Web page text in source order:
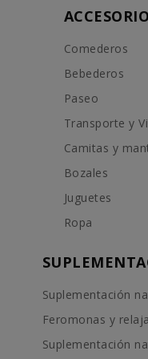
Comederos
Bebederos
Paseo
Transporte y
Camitas y
Bozales
Juguetes
Ropa
Suplementación
Feromonas y
Suplementación